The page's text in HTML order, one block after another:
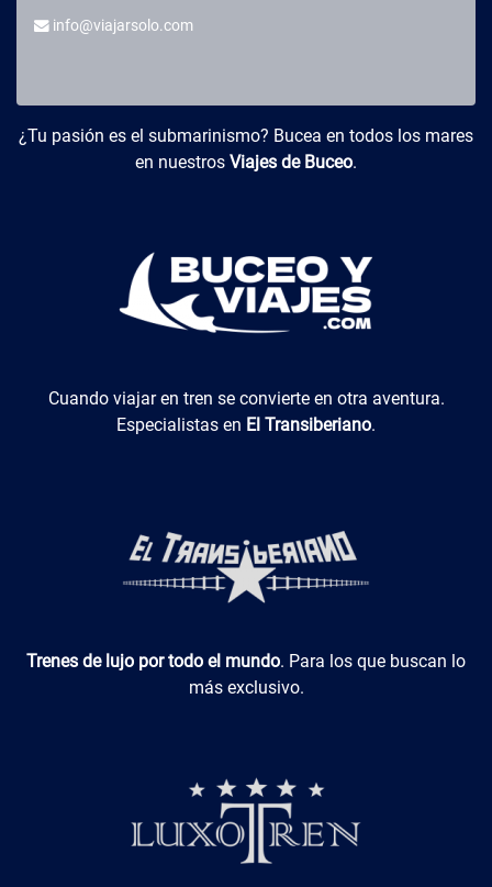
info@viajarsolo.com
Buceo y Viajes
¿Tu pasión es el submarinismo? Bucea en todos los mares
en nuestros Viajes de Buceo.
El Transiberiano
Cuando viajar en tren se convierte en otra aventura.
Especialistas en El Transiberiano.
Luxotren
Trenes de lujo por todo el mundo. Para los que buscan lo
más exclusivo.